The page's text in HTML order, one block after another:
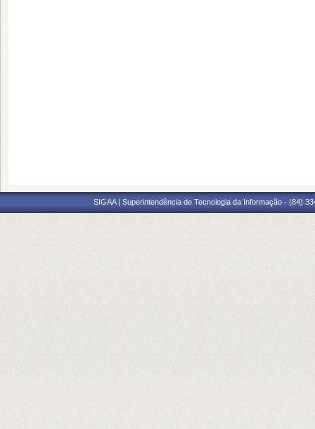
SIGAA | Superintendência de Tecnologia da Informação - (84)